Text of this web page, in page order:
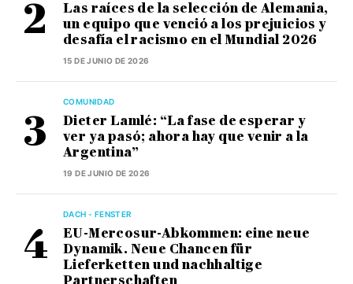
Las raíces de la selección de Alemania,
un equipo que venció a los prejuicios y
desafía el racismo en el Mundial 2026
15 DE JUNIO DE 2026
COMUNIDAD
Dieter Lamlé: “La fase de esperar y
ver ya pasó; ahora hay que venir a la
Argentina”
19 DE JUNIO DE 2026
DACH - FENSTER
EU-Mercosur-Abkommen: eine neue
Dynamik. Neue Chancen für
Lieferketten und nachhaltige
Partnerschaften